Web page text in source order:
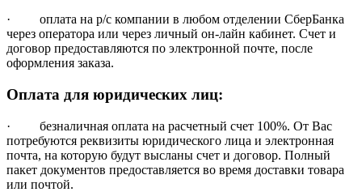
· оплата на р/с компании в любом отделении СберБанка
через оператора или через личный он-лайн кабинет. Счет и
договор предоставляются по электронной почте, после
оформления заказа.
Оплата для юридических лиц:
· безналичная оплата на расчетный счет 100%. От Вас
потребуются реквизиты юридического лица и электронная
почта, на которую будут высланы счет и договор. Полный
пакет документов предоставляется во время доставки товара
или почтой.